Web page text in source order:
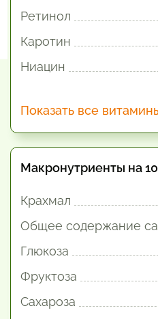
Ретинол
Каротин
Ниацин
Показать все
Макронутриенты на
Крахмал
Общее содержание
Глюкоза
Фруктоза
Сахароза